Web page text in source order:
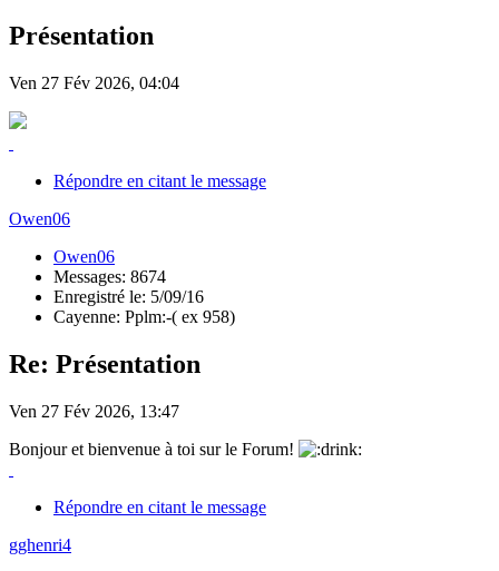
Présentation
Ven 27 Fév 2026, 04:04
Répondre en citant le message
Owen06
Owen06
Messages: 8674
Enregistré le: 5/09/16
Cayenne: Pplm:-( ex 958)
Re: Présentation
Ven 27 Fév 2026, 13:47
Bonjour et bienvenue à toi sur le Forum!
Répondre en citant le message
gghenri4